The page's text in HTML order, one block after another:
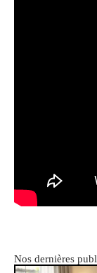
Nos dernières